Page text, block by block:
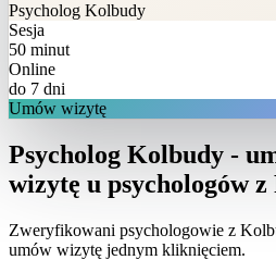
Psycholog Kolbudy
Sesja
50 minut
Online
do 7 dni
Umów wizytę
Psycholog Kolbudy -
wizytę u psychologów z
Zweryfikowani psychologowie z
umów wizytę jednym kliknięciem.